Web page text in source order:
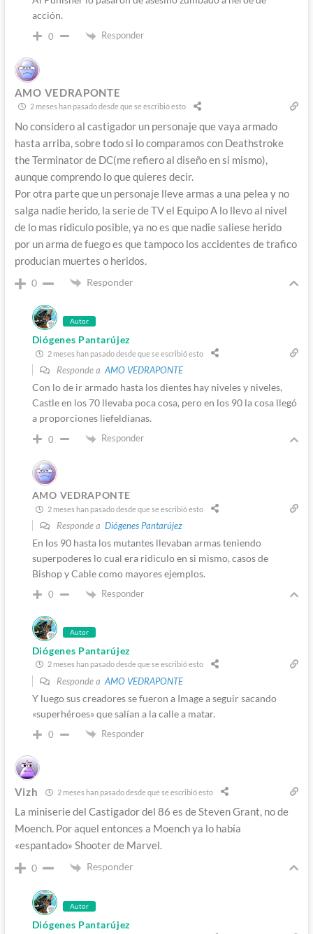
acción.
0 Responder
AMO VEDRAPONTE
2 meses han pasado desde que se escribió esto
No considero al castigador un personaje que vaya armado
hasta arriba, sobre todo si lo comparamos con Deathstroke
the Terminator de DC(me refiero al diseño en si mismo),
aunque comprendo lo que quieres decir.
Por otra parte que un personaje lleve armas a una pelea y no
salga nadie herido, la serie de TV el Equipo A lo llevo al nivel
de lo mas ridiculo posible, ya no es que nadie saliese herido
por un arma de fuego es que tampoco los accidentes de trafico
producian muertes o heridos.
0 Responder
Autor
Diógenes Pantarújez
2 meses han pasado desde que se escribió esto
Responde aAMO VEDRAPONTE
Con lo de ir armado hasta los dientes hay niveles y niveles,
Castle en los 70 llevaba poca cosa, pero en los 90 la cosa llegó
a proporciones liefeldianas.
0 Responder
AMO VEDRAPONTE
2 meses han pasado desde que se escribió esto
Responde a Diógenes Pantarújez
En los 90 hasta los mutantes llevaban armas teniendo
superpoderes lo cual era ridiculo en si mismo, casos de
Bishop y Cable como mayores ejemplos.
0 Responder
Autor
Diógenes Pantarújez
2 meses han pasado desde que se escribió esto
Responde a AMO VEDRAPONTE
Y luego sus creadores se fueron a Image a seguir sacando
«superhéroes» que salían a la calle a matar.
0 Responder
Vizh 2 meses han pasado desde que se escribió esto
La miniserie del Castigador del 86 es de Steven Grant, no de
Moench. Por aquel entonces a Moench ya lo había
«espantado» Shooter de Marvel.
0 Responder
Autor
Diógenes Pantarújez